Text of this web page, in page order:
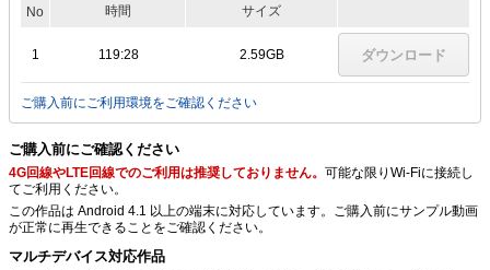
No 時間 サイズ
1 119:28 2.59GB ダウンロード
ご購入前にご利用環境をご確認ください
ご購入前にご確認ください
4G回線やLTE回線でのご利用は推奨しておりません。 可能な限りWi-Fiに接続し
てご利用ください。
この作品は Android 4.1 以上の端末に対応しています。ご購入前にサンプル動画
が正常に再生できることをご確認ください。
マルチデバイス対応作品